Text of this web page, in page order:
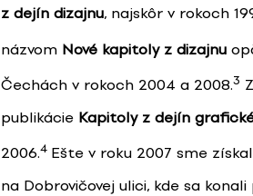
z dejín dizajnu, najskôr v rokoch
názvom Nové kapitoly z dizajnu
Čechách v rokoch 2004 a 2008.3
publikácie Kapitoly z dejín
2006.4 Ešte v roku 2007 sme
na Dobrovičovej ulici, kde sa